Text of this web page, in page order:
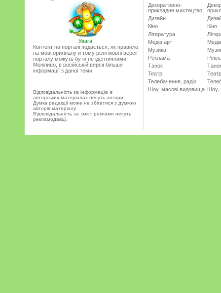
Увага!
Контент на порталі подається, як правило,
на мові оригіналу и тому різні мовні версії
порталу можуть бути не ідентичними.
Можливо, в російській версії більше
інформації з даної теми.
Відповідальність за інформацію в
авторських матеріалах несуть автори.
Думка редакції може не збігатися з думкою
авторів матеріалу.
Відповідальність за зміст реклами несуть
рекламодавці.
Декоративно-
прикладне мистецтво
Дизайн
Кіно
Література
Медіа арт
Музика
Реклама
Танок
Театр
Телебачення, радіо
Шоу, масові видовища
Кіно
Театр
Шоу,